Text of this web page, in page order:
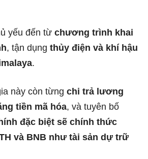
yếu đến từ chương trình khai
, tận dụng thủy điện và khí hậu
.
này còn từng chi trả lương
tiền mã hóa, và tuyên bố
đặc biệt sẽ chính thức
và BNB như tài sản dự trữ